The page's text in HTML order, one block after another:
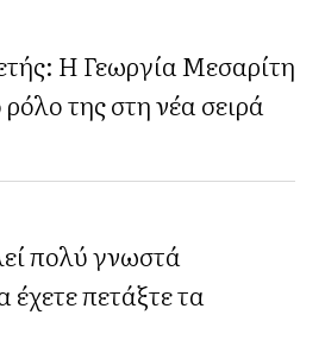
Η Γεωργία Μεσαρίτη
της στη νέα σειρά
πολύ γνωστά
έχετε πετάξτε τα